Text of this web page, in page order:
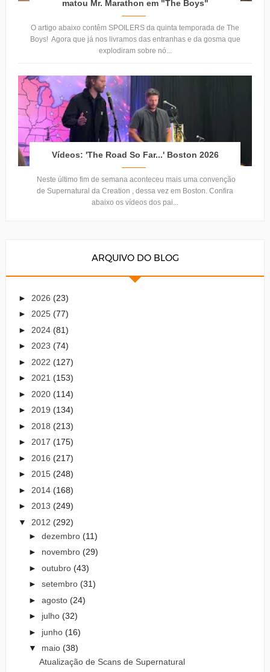
matou Mr. Marathon em "The Boys"
O artigo abaixo contêm SPOILERS da quinta temporada de The
Boys! Agora que já nos livramos das entranhas e da gosma que
explodiram sobre nó...
Vídeos: 'The Road So Far...' Boston 2026
Neste último fim de semana aconteceu mais uma convenção
de Supernatural da Creation , dessa vez em Boston. Confira
abaixo os vídeos dos pai...
ARQUIVO DO BLOG
► 2026 (23)
► 2025 (77)
► 2024 (81)
► 2023 (74)
► 2022 (127)
► 2021 (153)
► 2020 (114)
► 2019 (134)
► 2018 (213)
► 2017 (175)
► 2016 (217)
► 2015 (248)
► 2014 (168)
► 2013 (249)
▼ 2012 (292)
► dezembro (11)
► novembro (29)
► outubro (43)
► setembro (31)
► agosto (24)
► julho (32)
► junho (16)
▼ maio (38)
Atualização de Scans de Supernatural